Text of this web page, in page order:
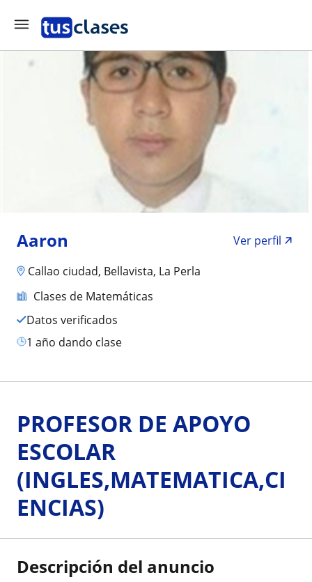
Aaron
Ver perfil
Callao ciudad, Bellavista, La Perla
Clases de Matemáticas
Datos verificados
1 año dando clase
PROFESOR DE APOYO
ESCOLAR
(INGLES,MATEMATICA,CI
ENCIAS)
Descripción del anuncio